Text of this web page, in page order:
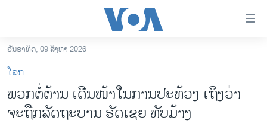
ເຂົ້າ
ຫາ
ຂ້າມ
ຂ້າມອາເມຣິກາ
ວັນອາທິດ, 09 ສິງຫາ 2026
ໂລກ
ພວກຕໍ່ຕ້ານ ເດີນໜ້າໃນການປະທ້ວງ ເຖິງວ່າ
ຈະຖືກລັດຖະບານ ຣັດເຊຍ ທັບມ້າງ